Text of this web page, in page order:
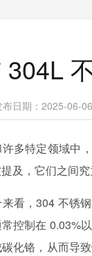
布日期：2025-06-06
多特定领域中
及，它们之间
看，304 不锈
控制在 0.03%
化铬，从而导